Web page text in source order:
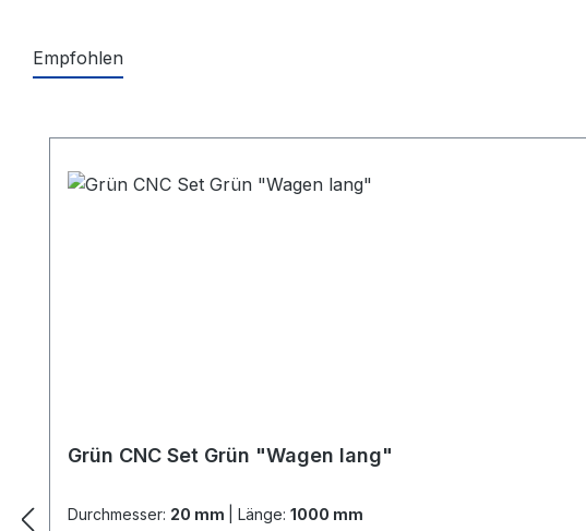
Empfohlen
Grün CNC Set Grün "Wagen lang"
Durchmesser: 20 mm Länge: 1000 mm